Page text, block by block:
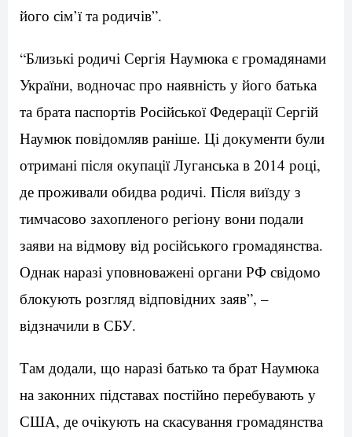
його сім’ї та родичів”.
“Близькі родичі Сергія Наумюка є громадянами
України, водночас про наявність у його батька
та брата паспортів Російської Федерації Сергій
Наумюк повідомляв раніше. Ці документи були
отримані після окупації Луганська в 2014 році,
де проживали обидва родичі. Після виїзду з
тимчасово захопленого регіону вони подали
заяви на відмову від російського громадянства.
Однак наразі уповноважені органи РФ свідомо
блокують розгляд відповідних заяв”, –
відзначили в СБУ.
Там додали, що наразі батько та брат Наумюка
на законних підставах постійно перебувають у
США, де очікують на скасування громадянства